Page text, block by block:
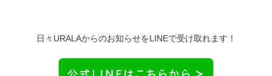
日々URALAからのお知らせをLINEで受け取れます！